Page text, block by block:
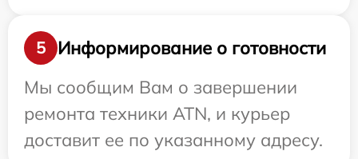
5
Информирование о готовности
Мы сообщим Вам о завершении
ремонта техники ATN, и курьер
доставит ее по указанному адресу.